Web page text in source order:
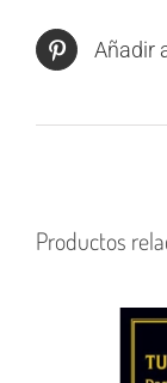
Añadir
Productos